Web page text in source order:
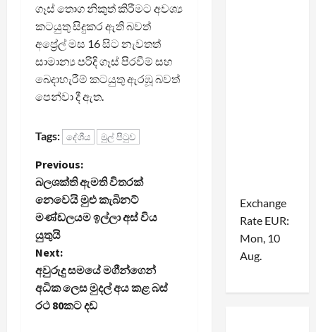
ගෑස් තොග නිකුත් කිරීමට අවශ්‍ය
කටයුතු සිදුකර ඇති බවත්
අප්‍රේල් මස 16 සිට නැවතත්
සාමාන්‍ය පරිදි ගෑස් පිරවීම් සහ
බෙදාහැරීම් කටයුතු ඇරඹූ බවත්
පෙන්වා දී ඇත.
Tags: දේශීය මුල් පිටුව
P
o
s
t
n
a
Previous:
බලශක්ති ඇමති විතරක්
නෙවෙයි මුළු කැබිනට්
මණ්ඩලයම ඉල්ලා අස් විය
යුතුයි
Next:
අවුරුදු සමයේ මගීන්ගෙන්
අධික ලෙස මුදල් අය කළ බස්
රථ 80කට දඩ
Exchange
Rate EUR:
Mon, 10
Aug.